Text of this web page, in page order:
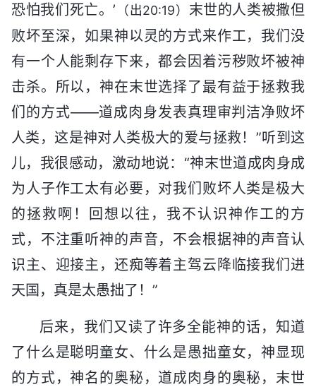
恐怕我们死亡。’ （出20:19） 末世的人类被撒但
败坏至深，如果神以灵的方式来作工，我们没
有一个人能剩存下来，都会因着污秽败坏被神
击杀。所以，神在末世选择了最有益于拯救我
们的方式——道成肉身发表真理审判洁净败坏
人类，这是神对人类极大的爱与拯救！”听到这
儿，我很感动，激动地说：“神末世道成肉身成
为人子作工太有必要，对我们败坏人类是极大
的拯救啊！回想以往，我不认识神作工的方
式，不注重听神的声音，不会根据神的声音认
识主、迎接主，还痴等着主驾云降临接我们进
天国，真是太愚拙了！”
后来，我们又读了许多全能神的话，知道
了什么是聪明童女、什么是愚拙童女，神显现
的方式，神名的奥秘，道成肉身的奥秘，末世